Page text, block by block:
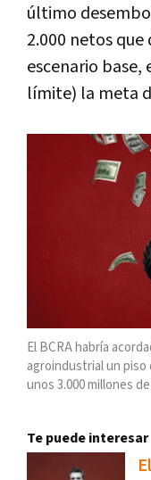
último
2.000 netos que
escenario base,
límite) la meta
El BCRA habría
agroindustrial un piso
unos 3.000 millones
Te puede interesar